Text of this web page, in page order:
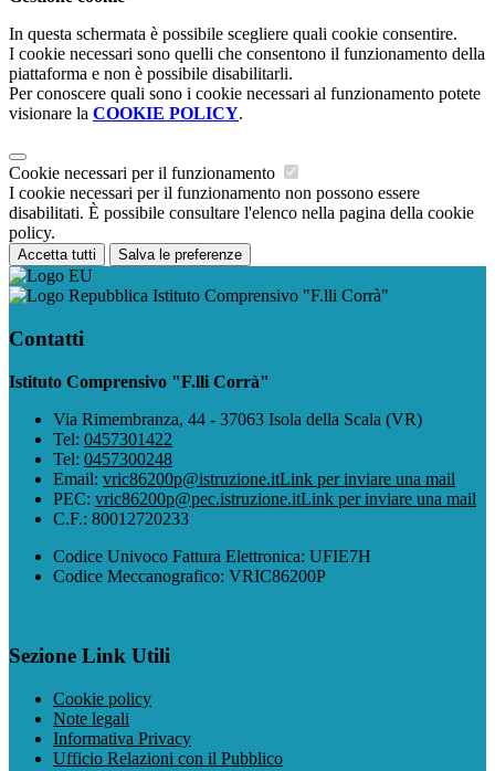
In questa schermata è possibile scegliere quali cookie consentire.
I cookie necessari sono quelli che consentono il funzionamento della
piattaforma e non è possibile disabilitarli.
Per conoscere quali sono i cookie necessari al funzionamento potete
visionare la COOKIE POLICY.
Cookie necessari per il funzionamento
I cookie necessari per il funzionamento non possono essere
disabilitati. È possibile consultare l'elenco nella pagina della cookie
policy.
Accetta tutti Salva le preferenze
Istituto Comprensivo "F.lli Corrà"
Contatti
Istituto Comprensivo "F.lli Corrà"
Via Rimembranza, 44 - 37063 Isola della Scala (VR)
Tel: 0457301422
Tel: 0457300248
Email: vric86200p@istruzione.itLink per inviare una mail
PEC: vric86200p@pec.istruzione.itLink per inviare una mail
C.F.: 80012720233
Codice Univoco Fattura Elettronica: UFIE7H
Codice Meccanografico: VRIC86200P
Sezione Link Utili
Cookie policy
Note legali
Informativa Privacy
Ufficio Relazioni con il Pubblico